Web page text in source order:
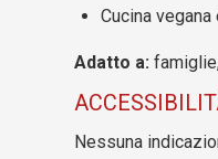
Cucina vegana
Adatto a:
Nessuna